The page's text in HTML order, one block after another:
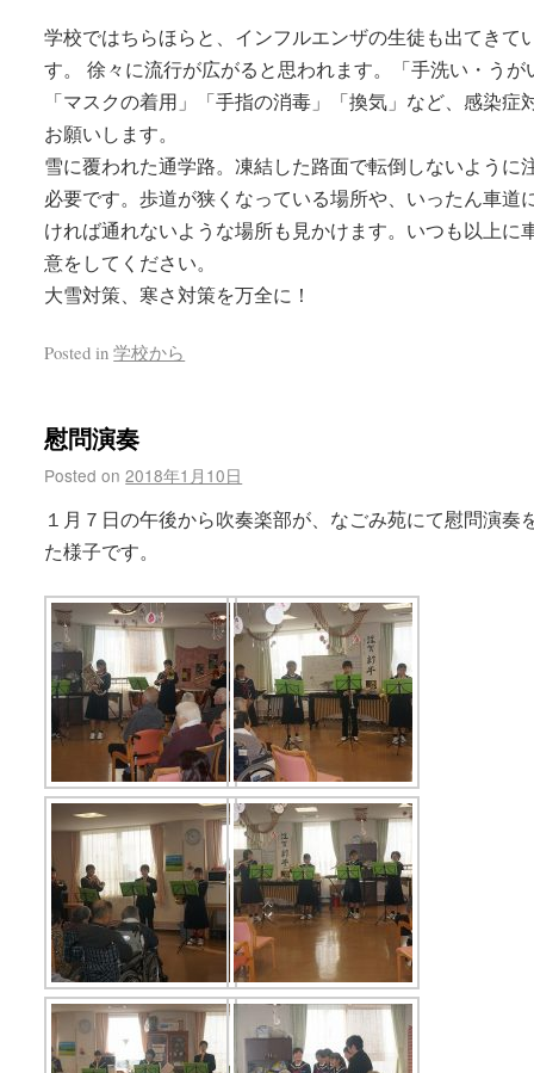
学校ではちらほらと、インフルエンザの生徒も出てきて
す。 徐々に流行が広がると思われます。「手洗い・うが
「マスクの着用」「手指の消毒」「換気」など、感染症
お願いします。
雪に覆われた通学路。凍結した路面で転倒しないように
必要です。歩道が狭くなっている場所や、いったん車道
ければ通れないような場所も見かけます。いつも以上に
意をしてください。
大雪対策、寒さ対策を万全に！
Posted in 学校から
慰問演奏
Posted on 2018年1月10日
１月７日の午後から吹奏楽部が、なごみ苑にて慰問演奏
た様子です。